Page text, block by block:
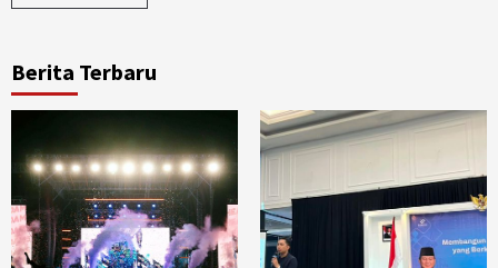
Berita Terbaru